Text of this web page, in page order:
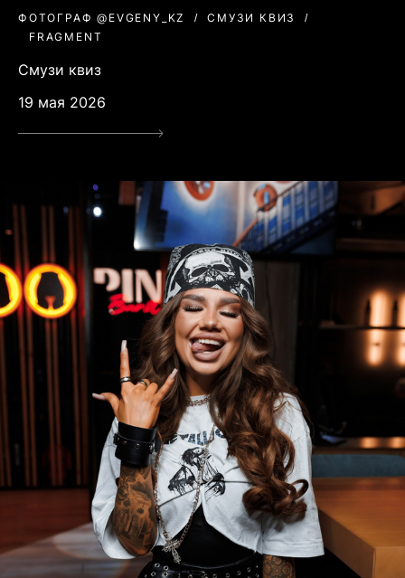
ФОТОГРАФ @EVGENY_KZ
СМУЗИ КВИЗ
FRAGMENT
Смузи квиз
19 мая 2026